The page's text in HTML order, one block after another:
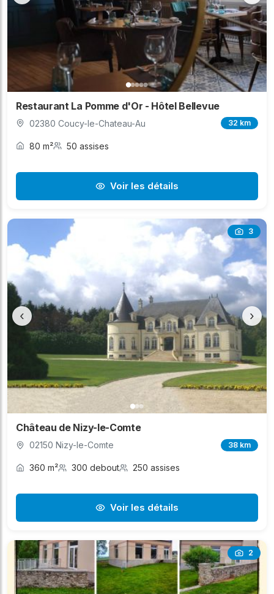
Restaurant La Pomme d'Or - Hôtel Bellevue
02380 Coucy-le-Chateau-Au 32 km
80 m² 50 assises
Voir les détails
3
‹ ›
Château de Nizy-le-Comte
02150 Nizy-le-Comte 38 km
360 m² 300 debout 250 assises
Voir les détails
2